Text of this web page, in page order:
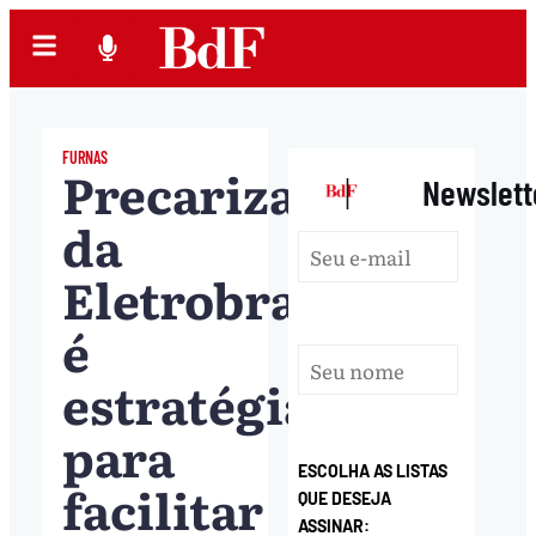
FURNAS
Precarização
da
Eletrobras
é
estratégia
para
facilitar
|
ESCOLHA AS LISTAS
QUE DESEJA
ASSINAR: